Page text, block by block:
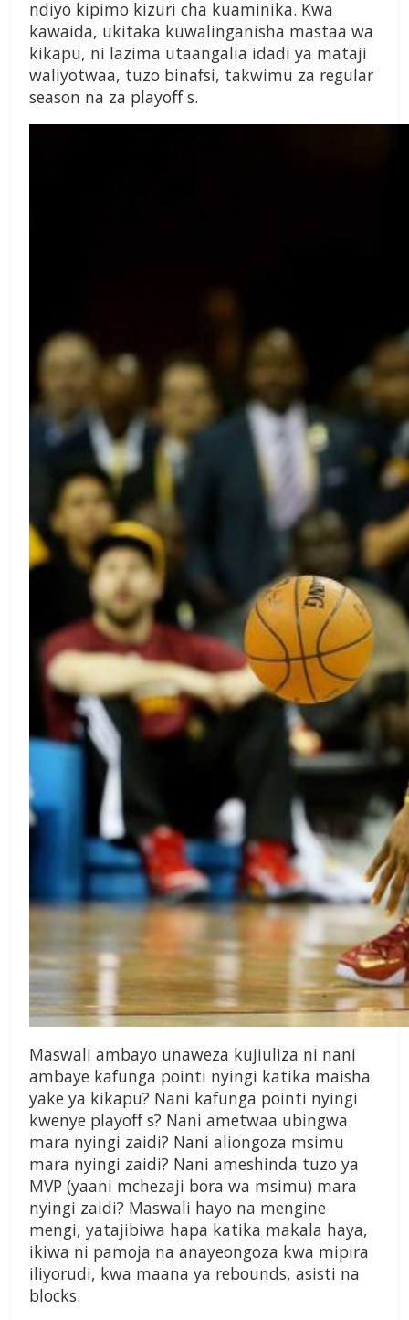
ndiyo kipimo kizuri cha kuaminika. Kwa
kawaida, ukitaka kuwalinganisha mastaa wa
kikapu, ni lazima utaangalia idadi ya mataji
waliyotwaa, tuzo binafsi, takwimu za regular
season na za playoﬀ s.
Maswali ambayo unaweza kujiuliza ni nani
ambaye kafunga pointi nyingi katika maisha
yake ya kikapu? Nani kafunga pointi nyingi
kwenye playoﬀ s? Nani ametwaa ubingwa
mara nyingi zaidi? Nani aliongoza msimu
mara nyingi zaidi? Nani ameshinda tuzo ya
MVP (yaani mchezaji bora wa msimu) mara
nyingi zaidi? Maswali hayo na mengine
mengi, yatajibiwa hapa katika makala haya,
ikiwa ni pamoja na anayeongoza kwa mipira
iliyorudi, kwa maana ya rebounds, asisti na
blocks.